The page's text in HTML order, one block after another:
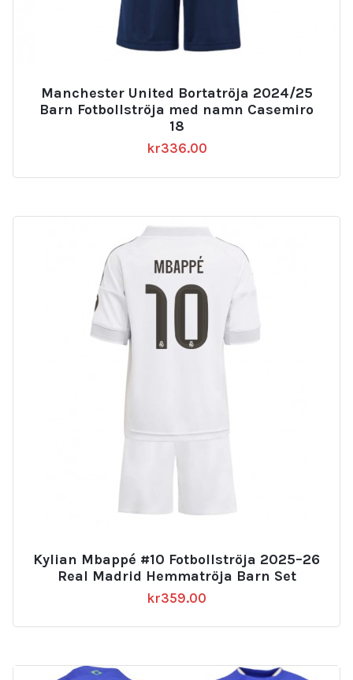
Manchester United Bortatröja 2024/25
Barn Fotbollströja med namn Casemiro
18
kr336.00
Kylian Mbappé #10 Fotbollströja 2025–26
Real Madrid Hemmatröja Barn Set
kr359.00